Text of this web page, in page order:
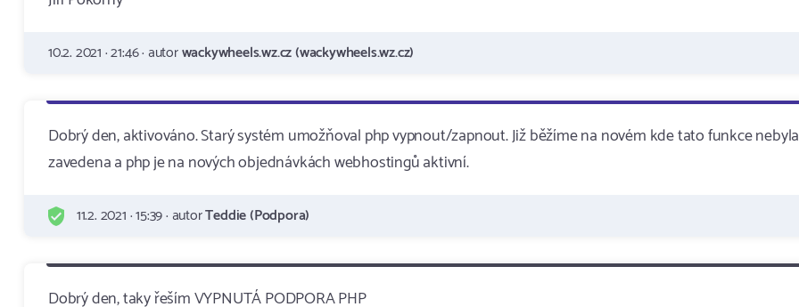
10.2. 2021 · 21:46 · autorwackywheels.wz.cz (wackywheels.wz.cz)
Dobrý den, aktivováno. Starý systém umožňoval php vypnout/zapnout. Již běžíme na novém kde tato funkce nebyla
zavedena a php je na nových objednávkách webhostingů aktivní.
11.2. 2021 · 15:39 · autorTeddie (Podpora)
Dobrý den, taky řeším VYPNUTÁ PODPORA PHP